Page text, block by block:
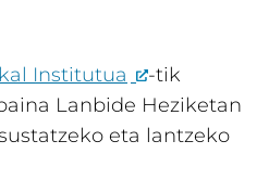
Institutua
-tik
Lanbide Heziketan
eta lantzeko